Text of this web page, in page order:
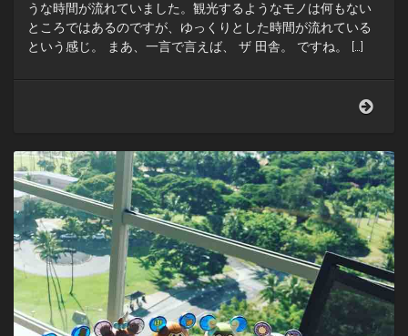
うな時間が流れていました。観光するようなモノは何もない
ところではあるのですが、ゆっくりとした時間が流れている
という感じ。 まあ、一言で言えば、 ザ 田舎。 ですね。 […]
ラ
ン
チ
は
ハ
ナ
ラ
ン
チ
で。
お